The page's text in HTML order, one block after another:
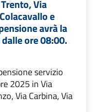
Via
e
avrà la
ore 08:00.
servizio
2025 in Via
Via Carbina, Via